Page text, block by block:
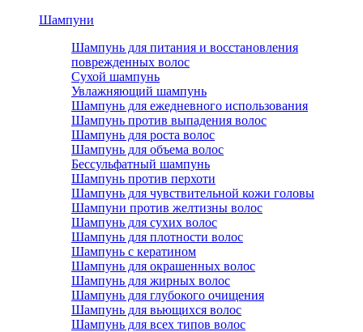
Шампуни
Шампунь для питания и восстановления
поврежденных волос
Сухой шампунь
Увлажняющий шампунь
Шампунь для ежедневного использования
Шампунь против выпадения волос
Шампунь для роста волос
Шампунь для объема волос
Бессульфатный шампунь
Шампунь против перхоти
Шампунь для чувствительной кожи головы
Шампуни против желтизны волос
Шампунь для сухих волос
Шампунь для плотности волос
Шампунь с кератином
Шампунь для окрашенных волос
Шампунь для жирных волос
Шампунь для глубокого очищения
Шампунь для вьющихся волос
Шампунь для всех типов волос